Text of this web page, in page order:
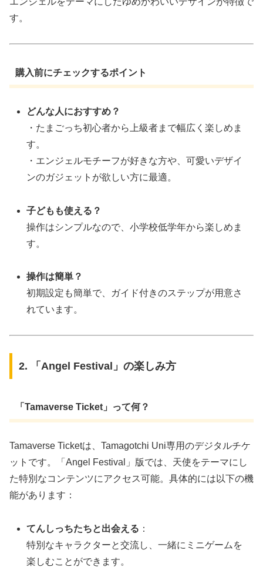
す。
購入前にチェックするポイント
どんな人におすすめ？
・たまごっち初心者から上級者まで幅広く楽しめま
す。
・エンジェルモチーフが好きな方や、可愛いデザイ
ンのガジェットが欲しい方に最適。
子どもも使える？
操作はシンプルなので、小学校低学年から楽しめま
す。
操作は簡単？
初期設定も簡単で、ガイド付きのステップが用意さ
れています。
2. 「Angel Festival」の楽しみ方
「Tamaverse Ticket」って何？
Tamaverse Ticketは、Tamagotchi Uni専用のデジタルチケ
ットです。「Angel Festival」版では、天使をテーマにし
た特別なコンテンツにアクセス可能。具体的には以下の機
能があります：
てんしっちたちと出会える ：
特別なキャラクターと交流し、一緒にミニゲームを
楽しむことができます。